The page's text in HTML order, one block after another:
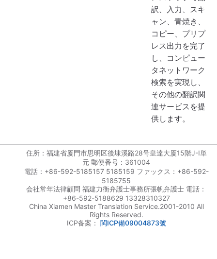
訳、入力、スキ
ャン、青焼き、
コピー、プリプ
レス出力を完了
し、コンピュー
タネットワーク
検索を実現し、
その他の翻訳関
連サービスを提
供します。
住所：福建省厦門市思明区後埭溪路28号皇達大厦15階J-I単
元 郵便番号：361004
電話：+86-592-5185157 5185159 ファックス：+86-592-
5185755
会社常年法律顧問 福建力衡弁護士事務所張帆弁護士 電話：
+86-592-5188629 13328310327
China Xiamen Master Translation Service.2001-2010 All
Rights Reserved.
ICP备案： 閩ICP備09004873號